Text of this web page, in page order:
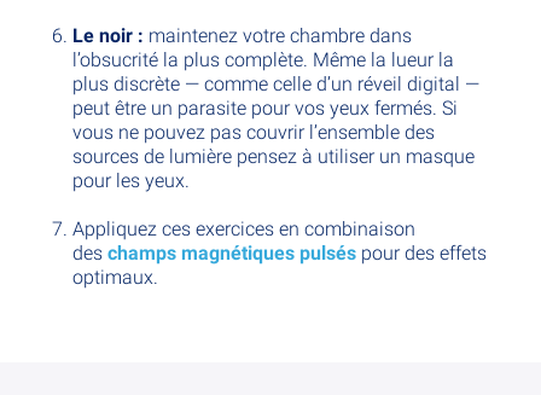
Le noir : maintenez votre chambre dans
l’obsucrité la plus complète. Même la lueur la
plus discrète — comme celle d’un réveil digital —
peut être un parasite pour vos yeux fermés. Si
vous ne pouvez pas couvrir l’ensemble des
sources de lumière pensez à utiliser un masque
pour les yeux.
Appliquez ces exercices en combinaison
des champs magnétiques pulsés pour des effets
optimaux.